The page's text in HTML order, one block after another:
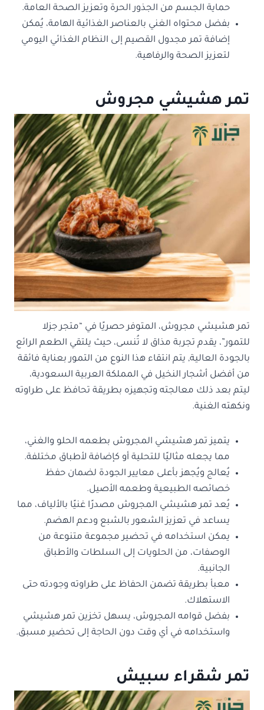
حماية الجسم من الجذور الحرة وتعزيز الصحة العامة.
بفضل محتواه الغني بالعناصر الغذائية الهامة، يُمكن
إضافة تمر مجدول القصيم إلى النظام الغذائي اليومي
لتعزيز الصحة والرفاهية.
تمر هشيشي مجروش
تمر هشيشي مجروش، المتوفر حصريًا في “متجر جزلا
للتمور”، يقدم تجربة مذاق لا تُنسى، حيث يلتقي الطعم الرائع
بالجودة العالية, يتم انتقاء هذا النوع من التمور بعناية فائقة
من أفضل أشجار النخيل في المملكة العربية السعودية،
ليتم بعد ذلك معالجته وتجهيزه بطريقة تحافظ على طراوته
ونكهته الغنية.
يتميز تمر هشيشي المجروش بطعمه الحلو والغني،
مما يجعله مثاليًا للتحلية أو كإضافة لأطباق مختلفة.
يُعالج ويُجهز بأعلى معايير الجودة لضمان حفظ
خصائصه الطبيعية وطعمه الأصيل.
يُعد تمر هشيشي المجروش مصدرًا غنيًا بالألياف، مما
يساعد في تعزيز الشعور بالشبع ودعم الهضم.
يمكن استخدامه في تحضير مجموعة متنوعة من
الوصفات، من الحلويات إلى السلطات والأطباق
الجانبية.
معبأ بطريقة تضمن الحفاظ على طراوته وجودته حتى
الاستهلاك.
بفضل قوامه المجروش، يسهل تخزين تمر هشيشي
واستخدامه في أي وقت دون الحاجة إلى تحضير مسبق.
تمر شقراء سبيش